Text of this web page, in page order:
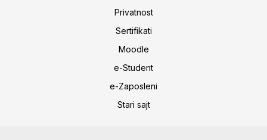
Privatnost
Sertifikati
Moodle
e-Student
e-Zaposleni
Stari sajt